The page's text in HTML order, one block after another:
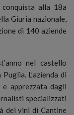
alla 18a
Giuria nazionale,
di 140 aziende
nel castello
L’azienda di
apprezzata dagli
specializzati
dei vini di Cantine